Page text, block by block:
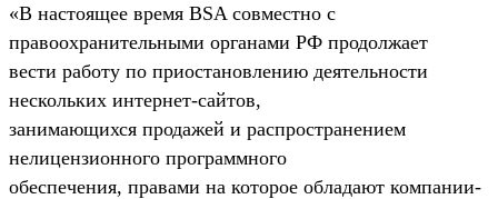
«В настоящее время BSA совместно с
правоохранительными органами РФ продолжает
вести работу по приостановлению деятельности
нескольких интернет-сайтов,
занимающихся продажей и распространением
нелицензионного программного
обеспечения, правами на которое обладают компании-